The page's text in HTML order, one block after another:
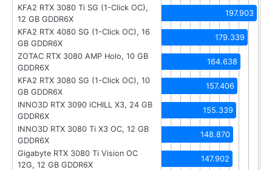
KFA2 RTX 3080 Ti SG (1-Click OC),
12 GB GDDR6X
197.903
KFA2 RTX 4080 SG (1-Click OC), 16
GB GDDR6X
179.339
ZOTAC RTX 3080 AMP Holo, 10 GB
GDDR6X
164.638
KFA2 RTX 3080 SG (1-Click OC), 10
GB GDDR6X
157.406
INNO3D RTX 3090 iCHILL X3, 24 GB
GDDR6X
155.339
INNO3D RTX 3080 Ti X3 OC, 12 GB
GDDR6X
148.870
Gigabyte RTX 3080 Ti Vision OC
12G, 12 GB GDDR6X
147.902